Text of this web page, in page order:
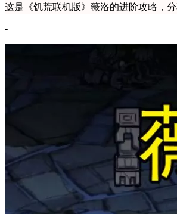
这是《饥荒联机版》薇洛的进阶攻略，
-